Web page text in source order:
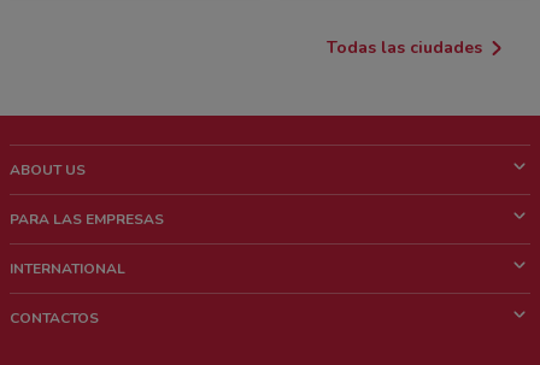
Todas las ciudades
ABOUT US
¿Quiénes Somos?
Trabaja con nosotros
PARA LAS EMPRESAS
Contacto comercial
INTERNATIONAL
CONTACTOS